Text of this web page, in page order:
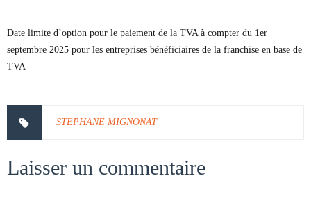
Date limite d’option pour le paiement de la TVA à compter du 1er
septembre 2025 pour les entreprises bénéficiaires de la franchise en base de
TVA
STEPHANE MIGNONAT
Laisser un commentaire